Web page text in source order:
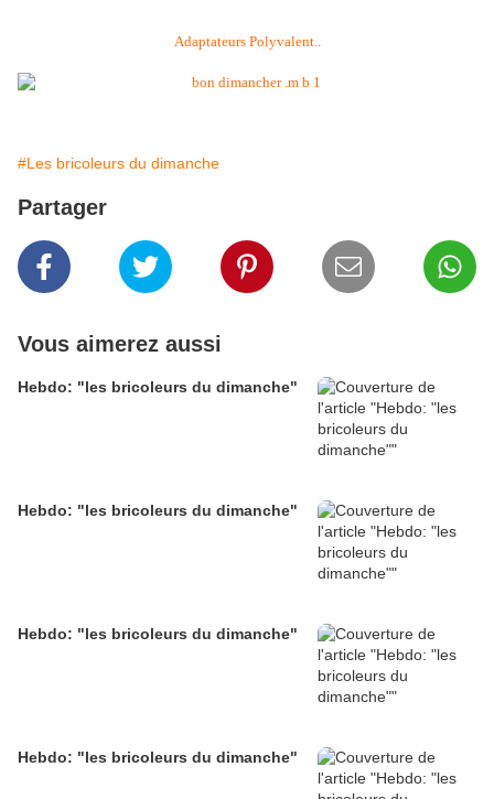
Adaptateurs Polyvalent..
#Les bricoleurs du dimanche
Partager
Vous aimerez aussi
Hebdo: "les bricoleurs du dimanche"
Hebdo: "les bricoleurs du dimanche"
Hebdo: "les bricoleurs du dimanche"
Hebdo: "les bricoleurs du dimanche"